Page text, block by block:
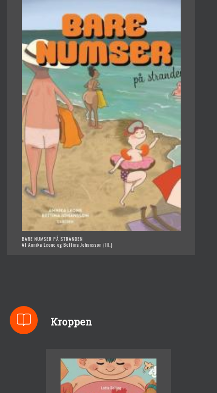
BARE NUMSER PÅ STRANDEN
Af Annika Leone og Bettina Johansson (Ill.)
Kroppen